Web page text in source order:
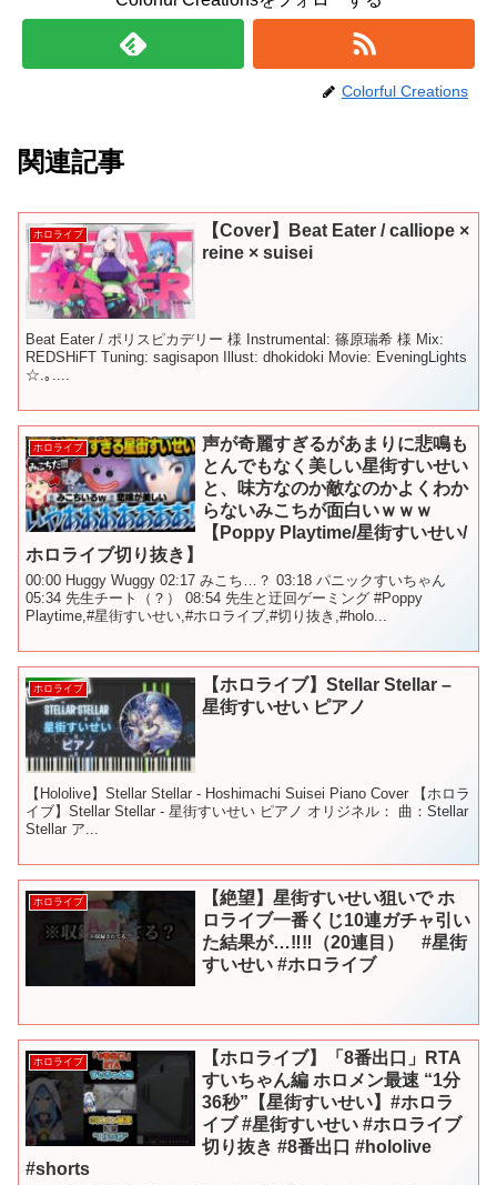
Colorful Creations
関連記事
ホロライブ
【Cover】Beat Eater / calliope ×
reine × suisei
Beat Eater / ポリスピカデリー 様 Instrumental: 篠原瑞希 様 Mix:
REDSHiFT Tuning: sagisapon Illust: dhokidoki Movie: EveningLights
☆.｡....
ホロライブ
声が奇麗すぎるがあまりに悲鳴も
とんでもなく美しい星街すいせい
と、味方なのか敵なのかよくわか
らないみこちが面白いｗｗｗ
【Poppy Playtime/星街すいせい/
ホロライブ切り抜き】
00:00 Huggy Wuggy 02:17 みこち…？ 03:18 パニックすいちゃん
05:34 先生チート（？） 08:54 先生と迂回ゲーミング #Poppy
Playtime,#星街すいせい,#ホロライブ,#切り抜き,#holo...
ホロライブ
【ホロライブ】Stellar Stellar –
星街すいせい ピアノ
【Hololive】Stellar Stellar - Hoshimachi Suisei Piano Cover 【ホロラ
イブ】Stellar Stellar - 星街すいせい ピアノ オリジネル： 曲：Stellar
Stellar ア...
ホロライブ
【絶望】星街すいせい狙いで ホ
ロライブ一番くじ10連ガチャ引い
た結果が…‼︎‼︎（20連目） #星街
すいせい #ホロライブ
ホロライブ
【ホロライブ】「8番出口」RTA
すいちゃん編 ホロメン最速 “1分
36秒”【星街すいせい】#ホロラ
イブ #星街すいせい #ホロライブ
切り抜き #8番出口 #hololive
#shorts